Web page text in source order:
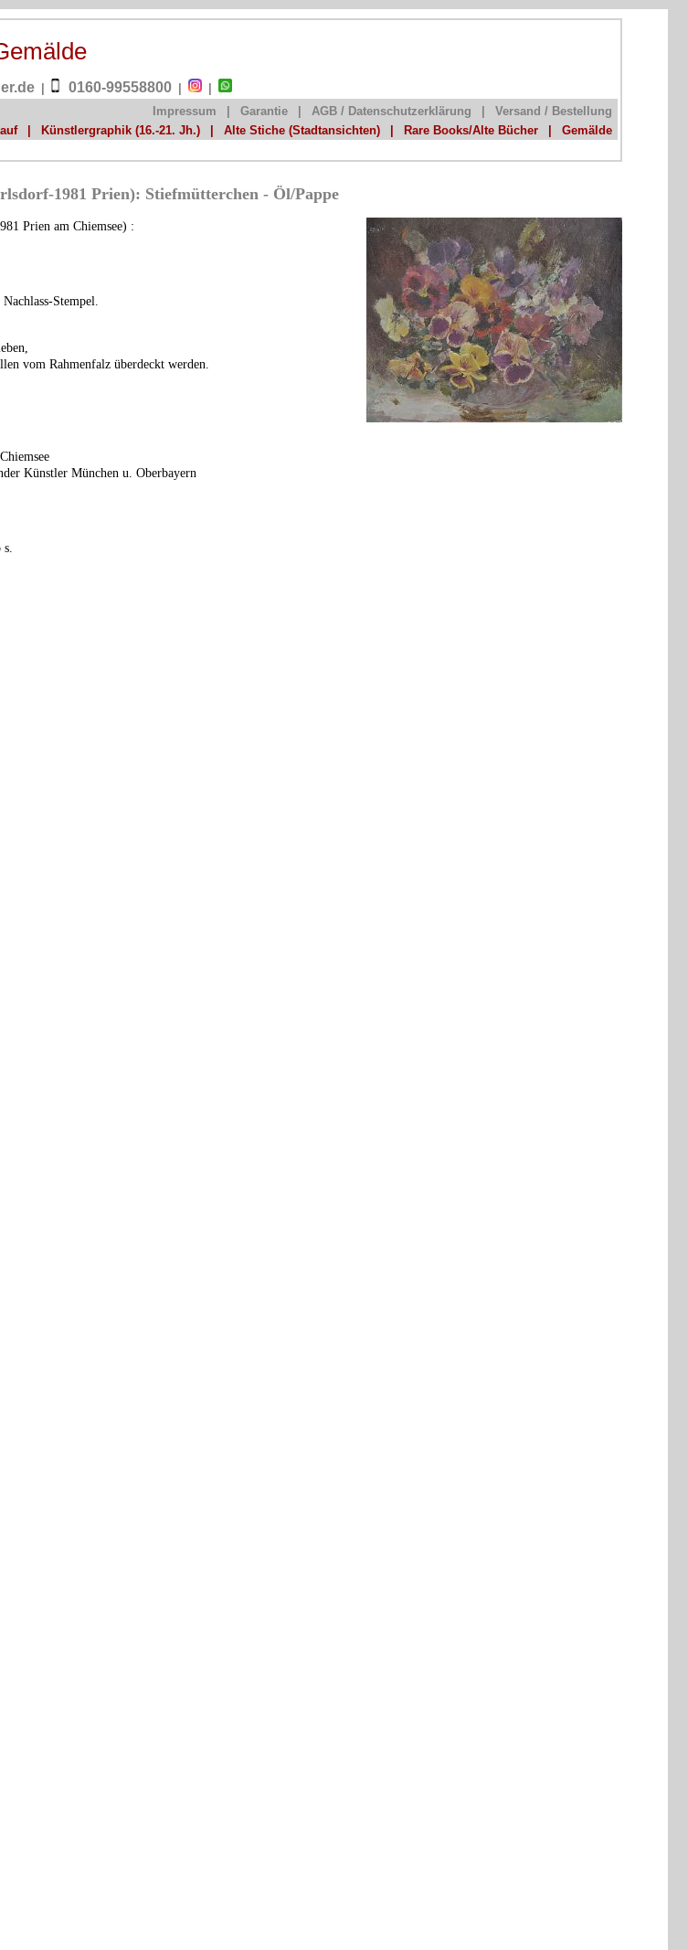
0160-99558800
Impressum
Garantie AGB / Datenschutzerklärung
Versand / Bestellung
Künstlergraphik (16.-21. Jh.) Alte Stiche (Stadtansichten) Rare Books/Alte Bücher Gemälde
1981 Prien): Stiefmütterchen - Öl/Pappe
Prien am Chiemsee) :
Stempel.
vom Rahmenfalz überdeckt werden.
Künstler München u. Oberbayern
s.